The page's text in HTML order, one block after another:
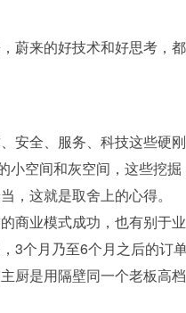
蔚来的好技术和好思考，
安全、服务、科技这些硬
空间和灰空间，这些挖
，这就是取舍上的心得。
商业模式成功，也有别于
3个月乃至6个月之后的订单
厨是用隔壁同一个老板高